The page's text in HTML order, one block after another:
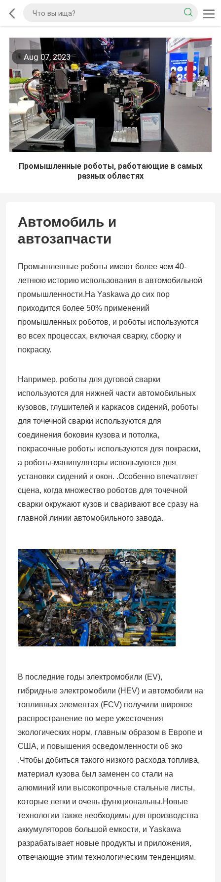
Aug 07, 2023
Промышленные роботы, работающие в самых
разных областях
Автомобиль и
автозапчасти
Промышленные роботы имеют более чем 40-
летнюю историю использования в автомобильной
промышленности.На Yaskawa до сих пор
приходится более 50% применений
промышленных роботов, и роботы используются
во всех процессах, включая сварку, сборку и
покраску.
Например, роботы для дуговой сварки
используются для нижней части автомобильных
кузовов, глушителей и каркасов сидений, роботы
для точечной сварки используются для
соединения боковин кузова и потолка,
покрасочные роботы используются для покраски,
а роботы-манипуляторы используются для
установки сидений и окон. .Особенно впечатляет
сцена, когда множество роботов для точечной
сварки окружают кузов и сваривают все сразу на
главной линии автомобильного завода.
В последние годы электромобили (EV),
гибридные электромобили (HEV) и автомобили на
топливных элементах (FCV) получили широкое
распространение по мере ужесточения
экологических норм, главным образом в Европе и
США, и повышения осведомленности об эко
.Чтобы добиться такого низкого расхода топлива,
материал кузова был заменен со стали на
алюминий или высокопрочные стальные листы,
которые легки и очень функциональны.Новые
технологии также необходимы для производства
аккумуляторов большой емкости, и Yaskawa
разрабатывает новые продукты и приложения,
отвечающие этим технологическим тенденциям.